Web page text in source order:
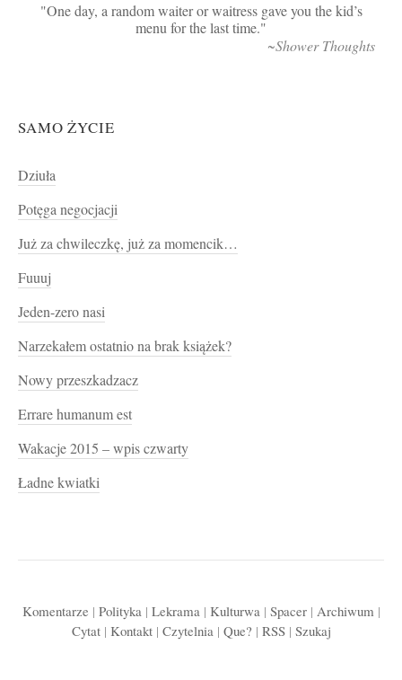
One day, a random waiter or waitress gave you the kid’s
menu for the last time.
~Shower Thoughts
SAMO ŻYCIE
Dziuła
Potęga negocjacji
Już za chwileczkę, już za momencik…
Fuuuj
Jeden-zero nasi
Narzekałem ostatnio na brak książek?
Nowy przeszkadzacz
Errare humanum est
Wakacje 2015 – wpis czwarty
Ładne kwiatki
Komentarze | Polityka| Lekrama| Kulturwa| Spacer| Archiwum |
Cytat| Kontakt| Czytelnia| Que? | RSS| Szukaj